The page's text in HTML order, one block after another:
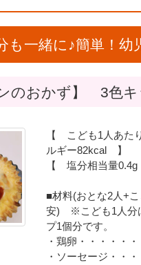
も一緒に♪簡単！幼
のおかず】 3色キ
【 こども1人あた
ルギー82kcal 】
【 塩分相当量
■材料(おとな2人+
安) ※こども1人分
プ1個分です。
・鶏卵・・・・
・ソーセージ・・